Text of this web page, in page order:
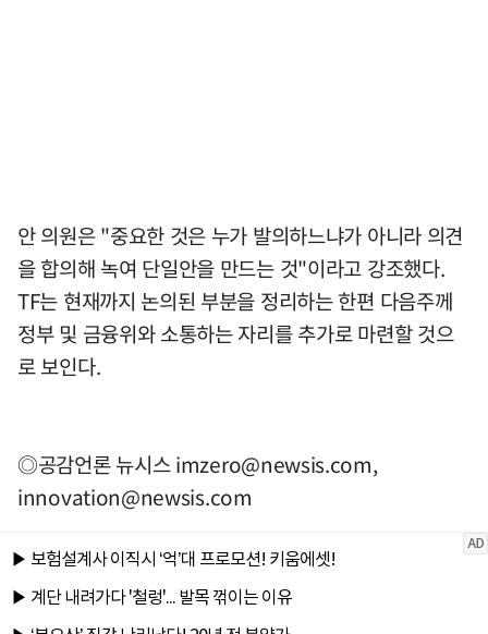
안 의원은 "중요한 것은 누가 발의하느냐가 아니라 의견
을 합의해 녹여 단일안을 만드는 것"이라고 강조했다.
TF는 현재까지 논의된 부분을 정리하는 한편 다음주께
정부 및 금융위와 소통하는 자리를 추가로 마련할 것으
로 보인다.
◎공감언론 뉴시스imzero@newsis.com,
innovation@newsis.com